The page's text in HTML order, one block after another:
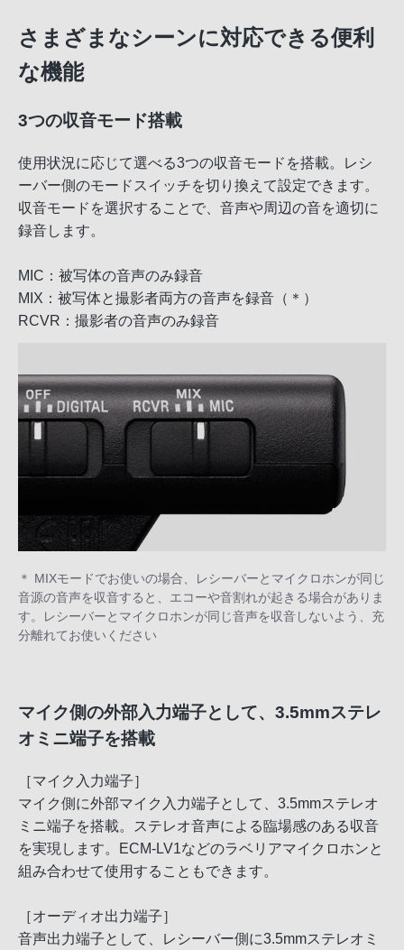
さまざまなシーンに対応できる便利
な機能
3つの収音モード搭載
使用状況に応じて選べる3つの収音モードを搭載。レシ
ーバー側のモードスイッチを切り換えて設定できます。
収音モードを選択することで、音声や周辺の音を適切に
録音します。
MIC：被写体の音声のみ録音
MIX：被写体と撮影者両方の音声を録音（＊）
RCVR：撮影者の音声のみ録音
＊ MIXモードでお使いの場合、レシーバーとマイクロホンが同じ
音源の音声を収音すると、エコーや音割れが起きる場合がありま
す。レシーバーとマイクロホンが同じ音声を収音しないよう、充
分離れてお使いください
マイク側の外部入力端子として、3.5mmステレ
オミニ端子を搭載
［マイク入力端子］
マイク側に外部マイク入力端子として、3.5mmステレオ
ミニ端子を搭載。ステレオ音声による臨場感のある収音
を実現します。ECM-LV1などのラベリアマイクロホンと
組み合わせて使用することもできます。
［オーディオ出力端子］
音声出力端子として、レシーバー側に3.5mmステレオミ